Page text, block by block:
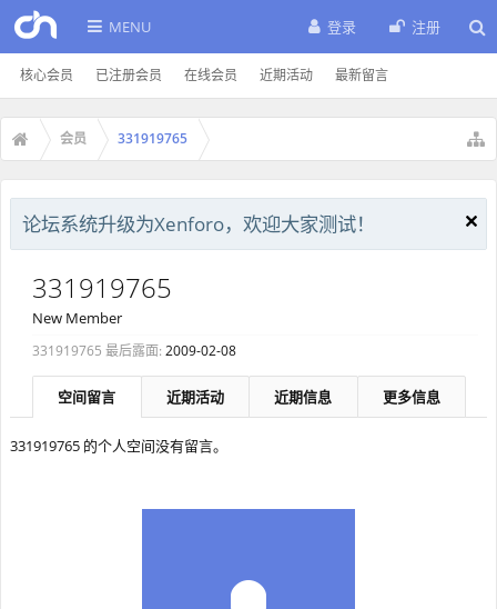
MENU
核心会员 已注册会员 在线会员 近期活动 最新留言
登录 注册
会员 331919765
论坛系统升级为Xenforo，欢迎大家测试！
331919765
New Member
331919765 最后露面: 2009-02-08
空间留言 近期活动 近期信息 更多信息
331919765 的个人空间没有留言。